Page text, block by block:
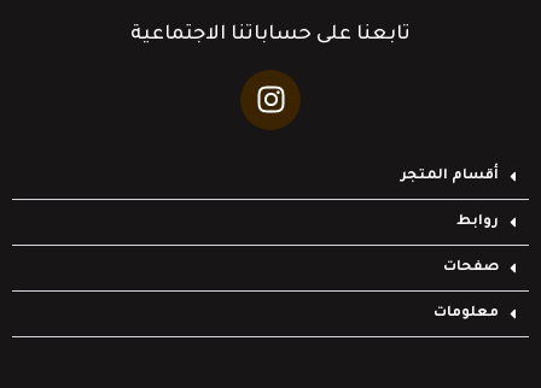
تابعنا على حساباتنا الاجتماعية
أقسام المتجر
روابط
صفحات
معلومات